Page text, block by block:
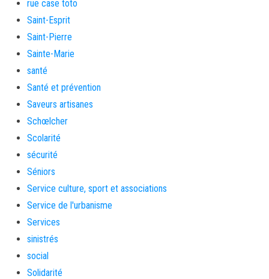
rue case toto
Saint-Esprit
Saint-Pierre
Sainte-Marie
santé
Santé et prévention
Saveurs artisanes
Schœlcher
Scolarité
sécurité
Séniors
Service culture, sport et associations
Service de l'urbanisme
Services
sinistrés
social
Solidarité